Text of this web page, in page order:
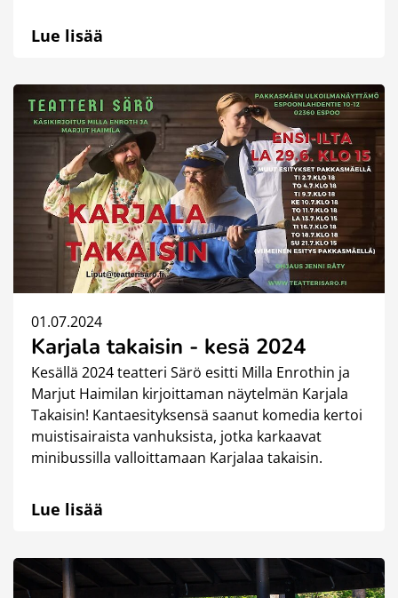
Lue lisää
01.07.2024
Karjala takaisin - kesä 2024
Kesällä 2024 teatteri Särö esitti Milla Enrothin ja
Marjut Haimilan kirjoittaman näytelmän Karjala
Takaisin! Kantaesityksensä saanut komedia kertoi
muistisairaista vanhuksista, jotka karkaavat
minibussilla valloittamaan Karjalaa takaisin.
Lue lisää